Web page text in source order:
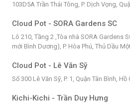
103D5A Trần Thái Tông, P. Dịch Vọng,
Cloud Pot - SORA Gardens SC
Lô 210, Tầng 2 ,Tòa nhà SORA Gardens
mới Bình Dương), P. Hòa Phú, Thủ Dầu
Cloud Pot - Lê Văn Sỹ
Số 300 Lê Văn Sỹ, P. 1, Quận Tân Bình, Hồ
Kichi-Kichi - Trần Duy Hưng